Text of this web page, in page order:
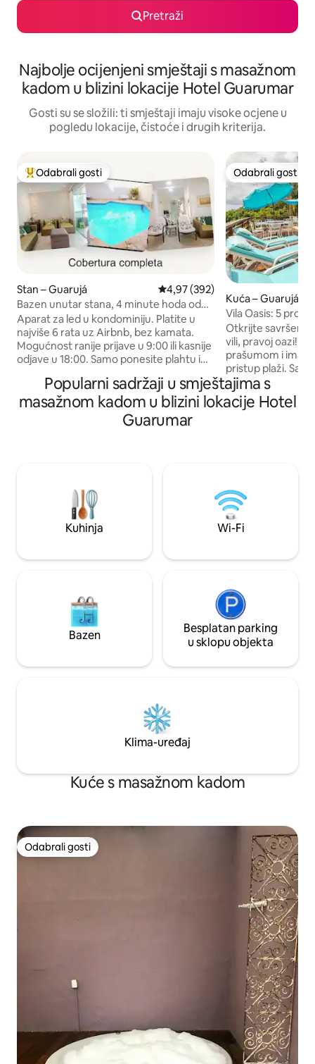
Pretraži
Najbolje ocijenjeni smještaji s masažnom
kadom u blizini lokacije Hotel Guarumar
Gosti su se složili: ti smještaji imaju visoke ocjene u
pogledu lokacije, čistoće i drugih kriterija.
Među najviše rangiranima s oznakom „Odabrali gosti”
Odabrali gosti
Stan – Guarujá Prosječna ocjena: 4,97/5,
4,97 (392)
Bazen unutar stana, 4 minute hoda od
plaže
Aparat za led u kondominiju. Platite u
najviše 6 rata uz Airbnb, bez kamata.
Mogućnost ranije prijave u 9:00 ili kasnije
odjave u 18:00. Samo ponesite plahtu i
navlake za madrace. Do plaže je 4
minute pješice. Na raspolaganju su 2
parkirna mjesta. Apartman s pogledom
na ocean (privatni bazen/roštilj). Mirna
a najkasnije do 23:00 sata. Posjetitelji nisu
Odabrali gosti
Odabrali gosti
Kuća – Guarujá
Vila Oasis: 5
ekskluzivna plaža
Otkrijte savršen
vili, pravoj oazi!
prašumom i ima
pristup plaži.
soba s vlastitom
svaka ima vlastiti
Nespresso.
opremljena te se
lokaciji, manje od
plaža, ispred
Popularni sadržaji u smještajima s
masažnom kadom u blizini lokacije Hotel
Guarumar
Kuhinja Wi-Fi
Bazen
Besplatan parking
u sklopu objekta
Klima-uređaj
Kuće s masažnom kadom
Odabrali gosti
Odabrali gosti